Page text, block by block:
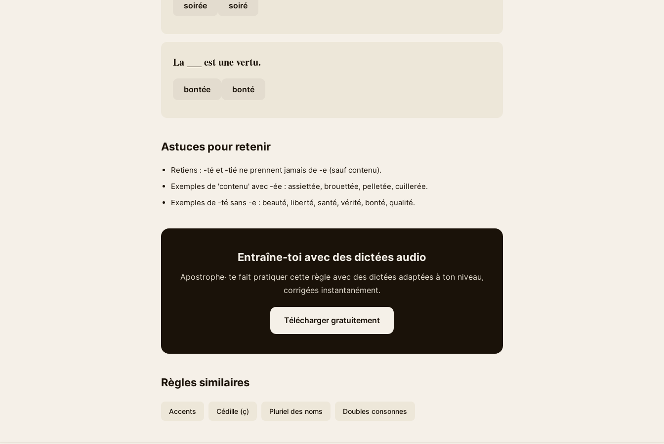
soirée soiré
La ___ est une vertu.
bontée bonté
Astuces pour retenir
Retiens : -té et -tié ne prennent jamais de -e (sauf contenu).
Exemples de 'contenu' avec -ée : assiettée, brouettée, pelletée, cuillerée.
Exemples de -té sans -e : beauté, liberté, santé, vérité, bonté, qualité.
Entraîne-toi avec des dictées audio
Apostrophe· te fait pratiquer cette règle avec des dictées adaptées à ton niveau,
corrigées instantanément.
Télécharger gratuitement
Règles similaires
Accents Cédille (ç) Pluriel des noms Doubles consonnes